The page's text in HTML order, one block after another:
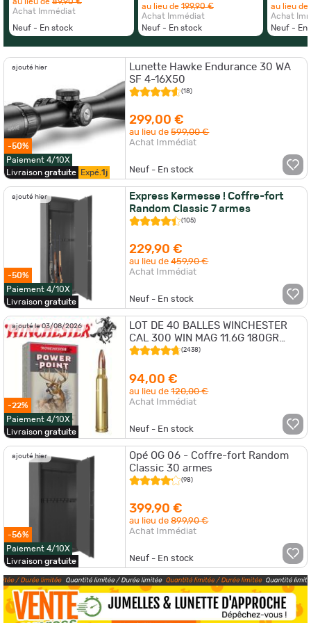
ajouté hier
-50%
Paiement 4/10X
Livraison gratuite Expé. 1j
Lunette Hawke Endurance 30 WA
SF 4-16X50
(18)
299,00 €
au lieu de599,00 €
Achat Immédiat
Neuf - En stock
ajouté hier
-50%
Paiement 4/10X
Livraison gratuite
Express Kermesse ! Coffre-fort
Random Classic 7 armes
(105)
229,90 €
au lieu de459,90 €
Achat Immédiat
Neuf - En stock
ajouté le 03/08/2026
-22%
Paiement 4/10X
Livraison gratuite
LOT DE 40 BALLES WINCHESTER
CAL 300 WIN MAG 11.6G 180GR
POWER POINT
(2438)
94,00 €
au lieu de120,00 €
Achat Immédiat
Neuf - En stock
ajouté hier
-56%
Paiement 4/10X
Livraison gratuite
Opé OG 06 - Coffre-fort Random
Classic 30 armes
(98)
399,90 €
au lieu de899,90 €
Achat Immédiat
Neuf - En stock
Achat Immédiat
Neuf - En stock
au lieu de 199,90 €
Achat Immédiat
Neuf - En stock
au lieu de
Achat
Neuf - En